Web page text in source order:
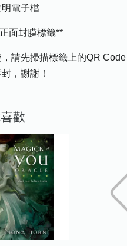
電子檔
面封膜標籤**
請先掃描標籤上的QR
，謝謝！
歡